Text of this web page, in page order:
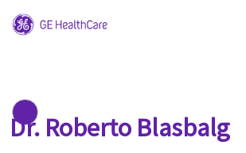
Dr. Roberto Blasbalg